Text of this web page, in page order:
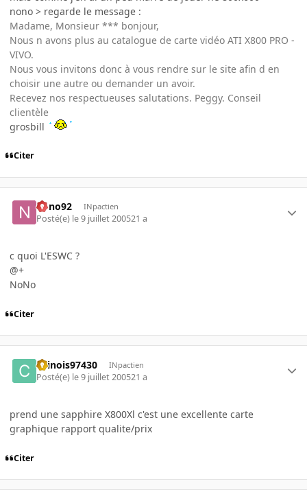
nono > regarde le message :
Madame, Monsieur *** bonjour,
Nous n avons plus au catalogue de carte vidéo ATI X800 PRO -
VIVO.
Nous vous invitons donc à vous rendre sur le site afin d en
choisir une autre ou demander un avoir.
Recevez nos respectueuses salutations. Peggy. Conseil
clientèle
grosbill
Citer
nono92 INpactien
Posté(e) le 9 juillet 200521 a
c quoi L'ESWC ?
@+
NoNo
Citer
chinois97430 INpactien
Posté(e) le 9 juillet 200521 a
prend une sapphire X800Xl c'est une excellente carte
graphique rapport qualite/prix
Citer